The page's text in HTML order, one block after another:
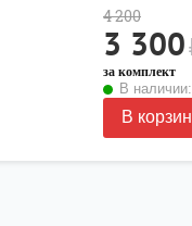
4 200
3 300
за комплект
В наличии:
В